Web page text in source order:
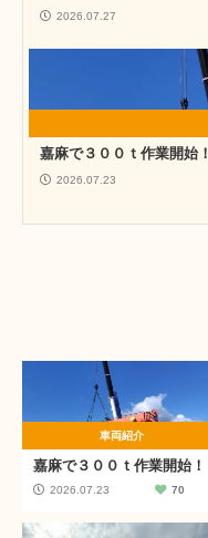
2026.07.27
嘉麻で３００ｔ作業開始！
2026.07.23
車両紹介
嘉麻で３００ｔ作業開始！
2026.07.23 70